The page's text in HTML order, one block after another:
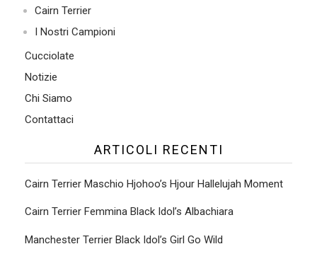
2
0
9
Cairn Terrier
I Nostri Campioni
Cucciolate
Notizie
Chi Siamo
Contattaci
ARTICOLI RECENTI
Cairn Terrier Maschio Hjohoo’s Hjour Hallelujah Moment
Cairn Terrier Femmina Black Idol’s Albachiara
Manchester Terrier Black Idol’s Girl Go Wild